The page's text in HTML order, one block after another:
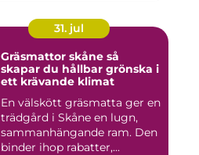
31. jul
Gräsmattor skåne så
skapar du hållbar grönska i
ett krävande klimat
En välskött gräsmatta ger en
trädgård i Skåne en lugn,
sammanhängande ram. Den
binder ihop rabatter,...